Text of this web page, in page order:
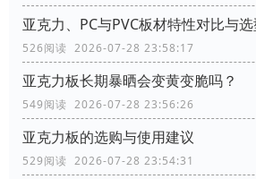
亚克力、PC与PVC板材特性对比与
526阅读 2026-07-28 23:58:17
亚克力板长期暴晒会变黄变脆吗？
549阅读 2026-07-28 23:56:26
亚克力板的选购与使用建议
529阅读 2026-07-28 23:54:31